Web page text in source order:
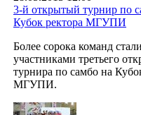
3-й открытый турнир по
Кубок ректора МГУПИ
Более сорока команд стали
участниками третьего
турнира по самбо на
МГУПИ.